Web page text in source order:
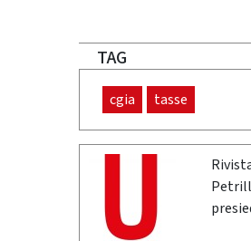
TAG
cgia tasse